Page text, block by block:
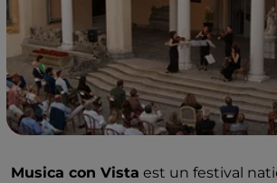
Musica con Vista est un festival